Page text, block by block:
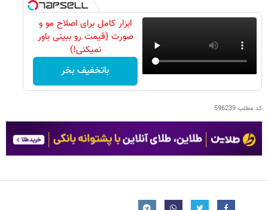
ابزار کامل برای اصلاح مو و
صورت (قیمت رو ببینی باور
نمیکنی!)
باتخفیف بخر
کد مطلب596239